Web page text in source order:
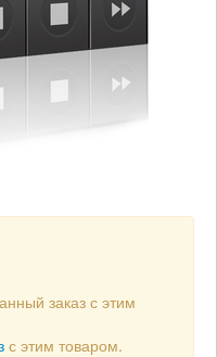
заказ с этим
с этим товаром.